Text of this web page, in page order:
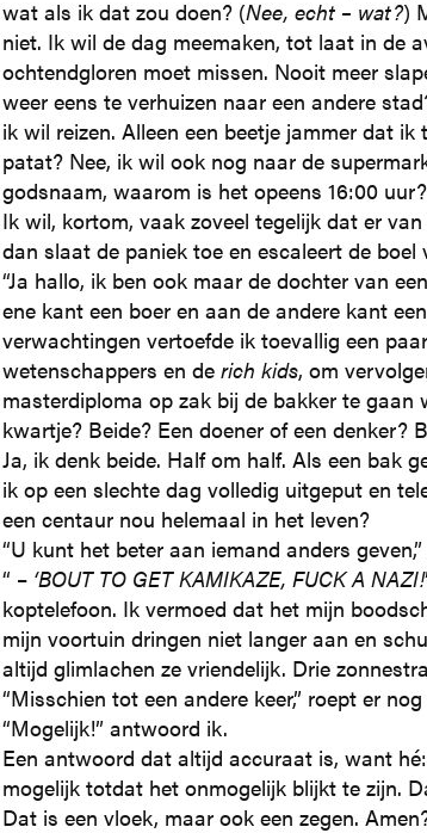
wat als ik dat zou doen? (Nee, echt – wat?)
niet. Ik wil de dag meemaken, tot laat in de
ochtendgloren moet missen. Nooit meer
weer eens te verhuizen naar een andere
ik wil reizen. Alleen een beetje jammer dat
patat? Nee, ik wil ook nog naar de
godsnaam, waarom is het opeens 16:00 uur?
Ik wil, kortom, vaak zoveel tegelijk dat er
dan slaat de paniek toe en escaleert de
“Ja hallo, ik ben ook maar de dochter van
ene kant een boer en aan de andere kant
verwachtingen vertoefde ik toevallig een
wetenschappers en de rich kids, om
masterdiploma op zak bij de bakker te gaan
kwartje? Beide? Een doener of een denker?
Ja, ik denk beide. Half om half. Als een bak
ik op een slechte dag volledig uitgeput en
een centaur nou helemaal in het leven?
“U kunt het beter aan iemand anders
“ – ‘BOUT TO GET KAMIKAZE, FUCK A NAZI!
koptelefoon. Ik vermoed dat het mijn
mijn voortuin dringen niet langer aan en
altijd glimlachen ze vriendelijk. Drie
“Misschien tot een andere keer,” roept er
“Mogelijk!” antwoord ik.
Een antwoord dat altijd accuraat is, want
mogelijk totdat het onmogelijk blijkt te zijn.
Dat is een vloek, maar ook een zegen.